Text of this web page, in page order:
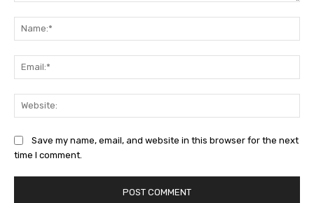
Save my name, email, and website in this browser for the next
time I comment.